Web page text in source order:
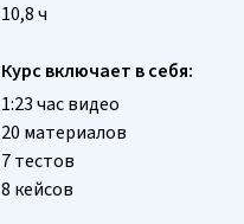
10,8 ч
Курс включает в себя:
1:23 час видео
20 материалов
7 тестов
8 кейсов